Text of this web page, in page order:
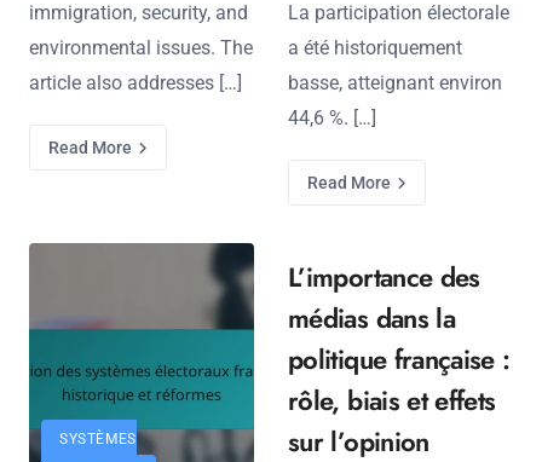
immigration, security, and
environmental issues. The
article also addresses […]
Read More
La participation électorale
a été historiquement
basse, atteignant environ
44,6 %. […]
Read More
SYSTÈMES
L’importance des
médias dans la
politique française :
rôle, biais et effets
sur l’opinion